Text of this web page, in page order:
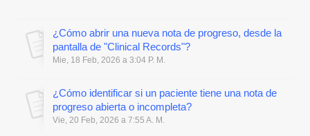
¿Cómo abrir una nueva nota de progreso, desde la
pantalla de "Clinical Records"?
Mie, 18 Feb, 2026 a 3:04 P. M.
¿Cómo identificar si un paciente tiene una nota de
progreso abierta o incompleta?
Vie, 20 Feb, 2026 a 7:55 A. M.